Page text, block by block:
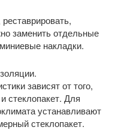
заменить отдельные
накладки.
зависят от того,
стеклопакет. Для
устанавливают
стеклопакет.